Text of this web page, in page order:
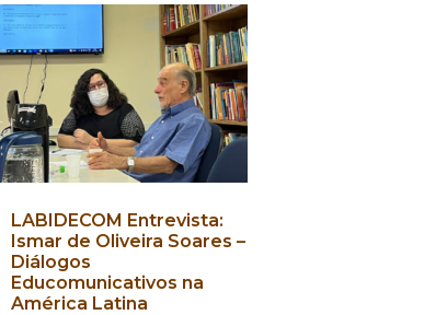
LABIDECOM Entrevista:
Ismar de Oliveira Soares –
Diálogos
Educomunicativos na
América Latina